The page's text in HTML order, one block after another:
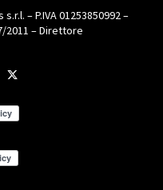
– P.IVA 01253850992 –
2011 – Direttore